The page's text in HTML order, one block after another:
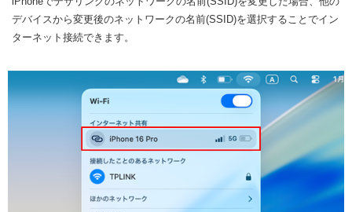
デバイスから変更後のネットワークの名前(SSID)を選択することでイン
ターネット接続できます。